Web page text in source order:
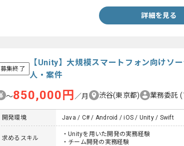
詳細を見る
募集終了
【Unity】大規模スマートフォン向けソ
人・案件
〜850,000円 ／月 渋谷(東京都) 業務委託 (
開発環境 Java / C# / Android / iOS / Unity / Swift
求めるスキル
・Unityを用いた開発の実務経験
・チーム開発の実務経験